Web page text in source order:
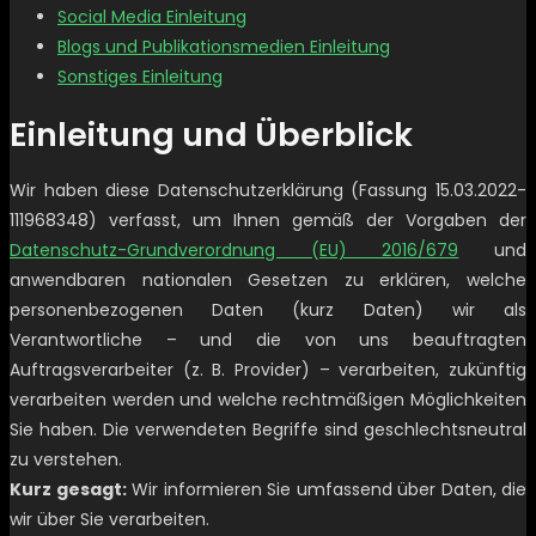
Social Media Einleitung
Blogs und Publikationsmedien Einleitung
Sonstiges Einleitung
Einleitung und Überblick
Wir haben diese Datenschutzerklärung (Fassung 15.03.2022-
111968348) verfasst, um Ihnen gemäß der Vorgaben der
Datenschutz-Grundverordnung (EU) 2016/679 und
anwendbaren nationalen Gesetzen zu erklären, welche
personenbezogenen Daten (kurz Daten) wir als
Verantwortliche – und die von uns beauftragten
Auftragsverarbeiter (z. B. Provider) – verarbeiten, zukünftig
verarbeiten werden und welche rechtmäßigen Möglichkeiten
Sie haben. Die verwendeten Begriffe sind geschlechtsneutral
zu verstehen.
Kurz gesagt:Wir informieren Sie umfassend über Daten, die
wir über Sie verarbeiten.